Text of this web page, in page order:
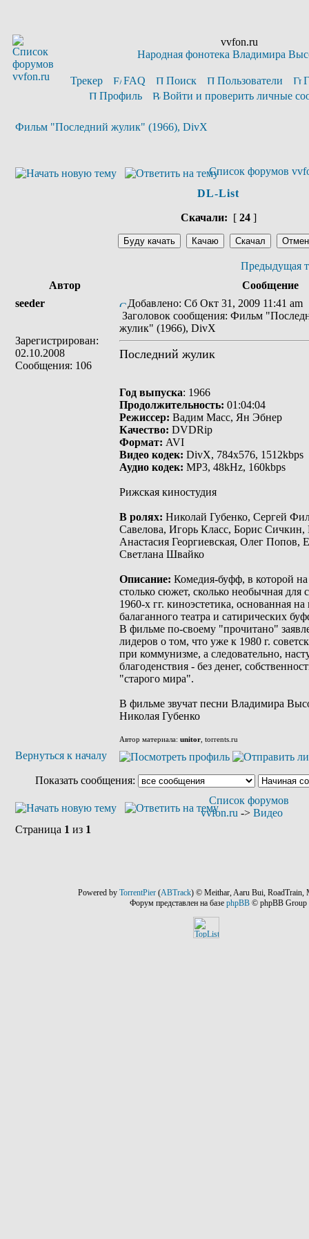
vvfon.ru
Народная фонотека Владимира
Трекер FAQ Поиск Пользователи
Профиль
Войти и проверить личные
Фильм "Последний жулик" (1966), DivX
Список форумов
DL-List
Скачали: [ 24]
Предыдущая
Автор
Сообщение
seeder
Зарегистрирован:
02.10.2008
Сообщения: 106
Добавлено: Сб Окт 31, 2009 11:41 am
Заголовок сообщения: Фильм
жулик" (1966), DivX
Последний жулик
Год выпуска: 1966
Продолжительность: 01:04:04
Режиссер: Вадим Масс, Ян Эбнер
Качество: DVDRip
Формат: AVI
Видео кодек: DivX, 784x576, 1512kbps
Аудио кодек: MP3, 48kHz, 160kbps
Рижская киностудия
В ролях: Николай Губенко, Сергей
Савелова, Игорь Класс, Борис Сичкин,
Анастасия Георгиевская, Олег Попов,
Светлана Швайко
Описание: Комедия-буфф, в которой
столько сюжет, сколько необычная для
1960-х гг. киноэстетика, основанная
балаганного театра и сатирических
В фильме по-своему "прочитано"
лидеров о том, что уже к 1980 г.
при коммунизме, а следовательно,
благоденствия - без денег,
"старого мира".
В фильме звучат песни Владимира
Николая Губенко
Автор материала: unitor , torrents.ru
Вернуться к началу
Показать сообщения:
Список форумов
vvfon.ru -> Видео
Страница 1 из 1
Powered by TorrentPier(ABTrack) © Meithar, Aaru Bui, RoadTrain,
Форум представлен на базе phpBB © phpBB Group